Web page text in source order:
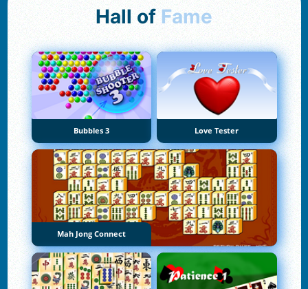
Hall of Fame
Bubbles 3 Love Tester
Mah Jong Connect